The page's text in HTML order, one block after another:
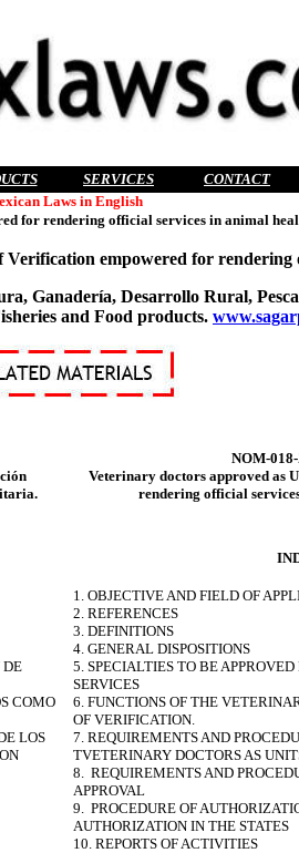
SERVICES CONTACT
Laws in English
for rendering official services in animal
empowered for rendering
Ganadería, Desarrollo Rural,
and Food products.
NOM-
Veterinary doctors approved as
rendering official
1. OBJECTIVE AND FIELD OF
2. REFERENCES
3. DEFINITIONS
4. GENERAL DISPOSITIONS
DE
5. SPECIALTIES TO BE
SERVICES
COMO
6. FUNCTIONS OF THE
OF VERIFICATION.
LOS
7. REQUIREMENTS AND
TVETERINARY DOCTORS AS
8. REQUIREMENTS AND
APPROVAL
9. PROCEDURE OF
AUTHORIZATION IN THE STATES
10. REPORTS OF ACTIVITIES